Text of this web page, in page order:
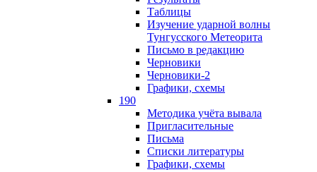
Таблицы
Изучение ударной волны
Тунгусского Метеорита
Письмо в редакцию
Черновики
Черновики-2
Графики, схемы
190
Методика учёта вывала
Пригласительные
Письма
Списки литературы
Графики, схемы